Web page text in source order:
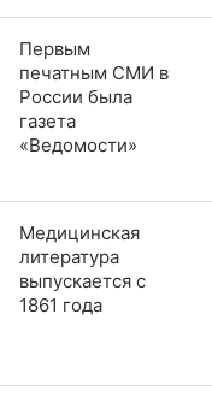
Первым
печатным СМИ в
России была
газета
«Ведомости»
Медицинская
литература
выпускается с
1861 года